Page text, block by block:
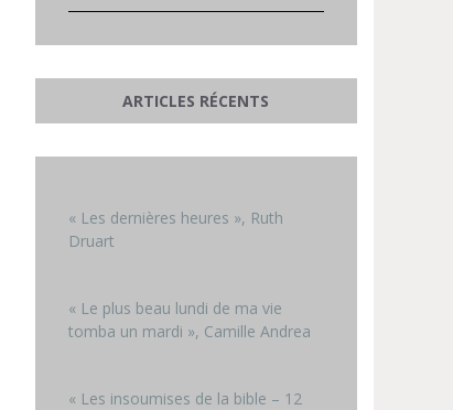
ARTICLES RÉCENTS
« Les dernières heures », Ruth
Druart
« Le plus beau lundi de ma vie
tomba un mardi », Camille Andrea
« Les insoumises de la bible – 12